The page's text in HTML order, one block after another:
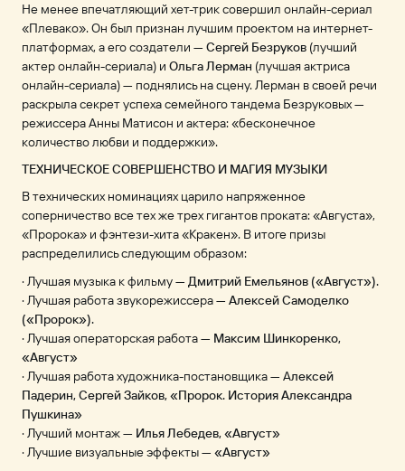
Не менее впечатляющий хет-трик совершил онлайн-сериал
«Плевако». Он был признан лучшим проектом на интернет-
платформах, а его создатели — Сергей Безруков(лучший
актер онлайн-сериала) и Ольга Лерман (лучшая актриса
онлайн-сериала) — поднялись на сцену. Лерман в своей речи
раскрыла секрет успеха семейного тандема Безруковых —
режиссера Анны Матисон и актера: «бесконечное
количество любви и поддержки».
ТЕХНИЧЕСКОЕ СОВЕРШЕНСТВО И МАГИЯ МУЗЫКИ
В технических номинациях царило напряженное
соперничество все тех же трех гигантов проката: «Августа»,
«Пророка» и фэнтези-хита «Кракен». В итоге призы
распределились следующим образом:
· Лучшая музыка к фильму — Дмитрий Емельянов («Август»).
· Лучшая работа звукорежиссера — Алексей Самоделко
(«Пророк»).
· Лучшая операторская работа — Максим Шинкоренко,
«Август»
· Лучшая работа художника-постановщика — Алексей
Падерин, Сергей Зайков, «Пророк. История Александра
Пушкина»
· Лучший монтаж — Илья Лебедев, «Август»
· Лучшие визуальные эффекты — «Август»